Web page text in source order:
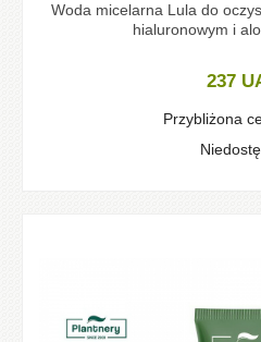
Woda micelarna Lula do
hialuronowym i
237
Przybliżona